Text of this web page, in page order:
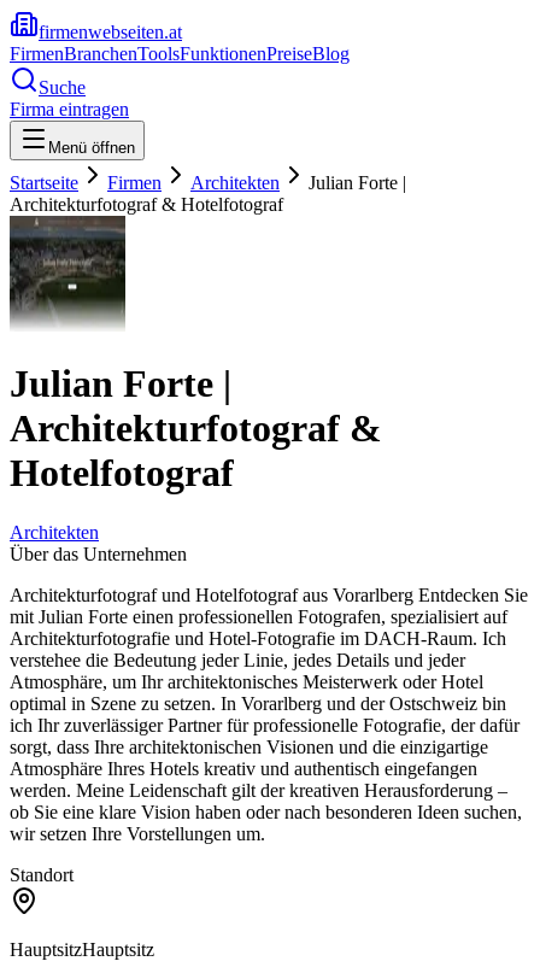
firmenwebseiten.at
FirmenBranchenToolsFunktionenPreiseBlog
Suche
Firma eintragen
Menü öffnen
Startseite Firmen Architekten
Julian Forte |
Architekturfotograf & Hotelfotograf
Julian Forte |
Architekturfotograf &
Hotelfotograf
Architekten
Über das Unternehmen
Architekturfotograf und Hotelfotograf aus Vorarlberg Entdecken Sie
mit Julian Forte einen professionellen Fotografen, spezialisiert auf
Architekturfotografie und Hotel-Fotografie im DACH-Raum. Ich
verstehee die Bedeutung jeder Linie, jedes Details und jeder
Atmosphäre, um Ihr architektonisches Meisterwerk oder Hotel
optimal in Szene zu setzen. In Vorarlberg und der Ostschweiz bin
ich Ihr zuverlässiger Partner für professionelle Fotografie, der dafür
sorgt, dass Ihre architektonischen Visionen und die einzigartige
Atmosphäre Ihres Hotels kreativ und authentisch eingefangen
werden. Meine Leidenschaft gilt der kreativen Herausforderung –
ob Sie eine klare Vision haben oder nach besonderen Ideen suchen,
wir setzen Ihre Vorstellungen um.
Standort
HauptsitzHauptsitz